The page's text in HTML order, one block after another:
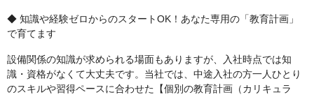
◆ 知識や経験ゼロからのスタートOK！あなた専用の「教育計画」
で育てます
設備関係の知識が求められる場面もありますが、入社時点では知
識・資格がなくて大丈夫です。当社では、中途入社の方一人ひとり
のスキルや習得ペースに合わせた【個別の教育計画（カリキュラ